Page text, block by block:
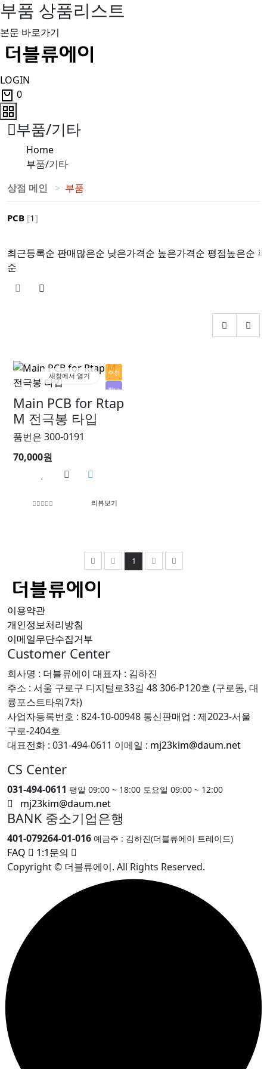
부품 상품리스트
본문 바로가기
LOGIN
0
부품/기타
Home
부품/기타
상점 메인
부품
PCB [1]
최근등록순 판매많은순 낮은가격순 높은가격순 평점높은순
순
추천
할인
새창에서 열기
Main PCB for Rtap
M 전극봉 타입
품번은 300-0191
70,000원
리뷰보기
1
이용약관
개인정보처리방침
이메일무단수집거부
Customer Center
회사명 : 더블류에이 대표자 : 김하진
주소 : 서울 구로구 디지털로33길 48 306-P120호 (구로동, 대
륭포스트타워7차)
사업자등록번호 : 824-10-00948 통신판매업 : 제2023-서울
구로-2404호
대표전화 : 031-494-0611 이메일 : mj23kim@daum.net
CS Center
031-494-0611 평일 09:00 ~ 18:00 토요일 09:00 ~ 12:00
mj23kim@daum.net
BANK 중소기업은행
401-079264-01-016 예금주 : 김하진(더블류에이 트레이드)
FAQ
1:1문의
Copyright © 더블류에이. All Rights Reserved.